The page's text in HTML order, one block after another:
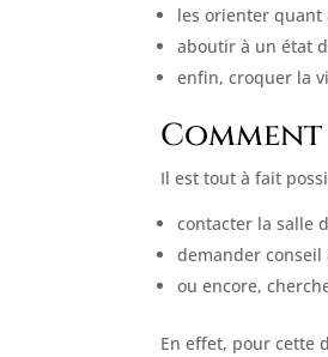
les orienter quant
aboutir à un état
enfin, croquer la
Il est tout à fait
contacter la salle
demander conseil
ou encore,
En effet, pour cette